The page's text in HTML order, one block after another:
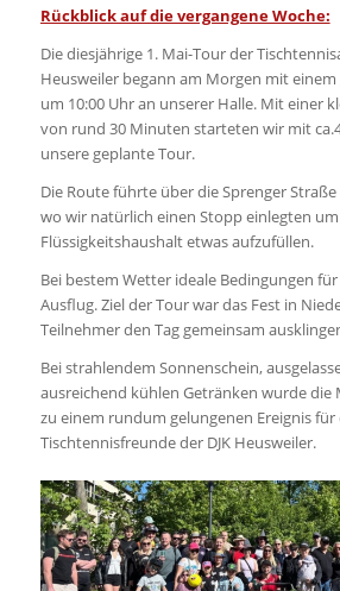
Rückblick auf die vergangene Woche:
Die diesjährige 1. Mai-Tour der
Heusweiler begann am Morgen mit
um 10:00 Uhr an unserer Halle. Mit einer
von rund 30 Minuten starteten wir mit
unsere geplante Tour.
Die Route führte über die Sprenger
wo wir natürlich einen Stopp einlegten
Flüssigkeitshaushalt etwas aufzufüllen.
Bei bestem Wetter ideale Bedingungen
Ausflug. Ziel der Tour war das Fest in
Teilnehmer den Tag gemeinsam
Bei strahlendem Sonnenschein,
ausreichend kühlen Getränken wurde die
zu einem rundum gelungenen Ereignis für
Tischtennisfreunde der DJK Heusweiler.